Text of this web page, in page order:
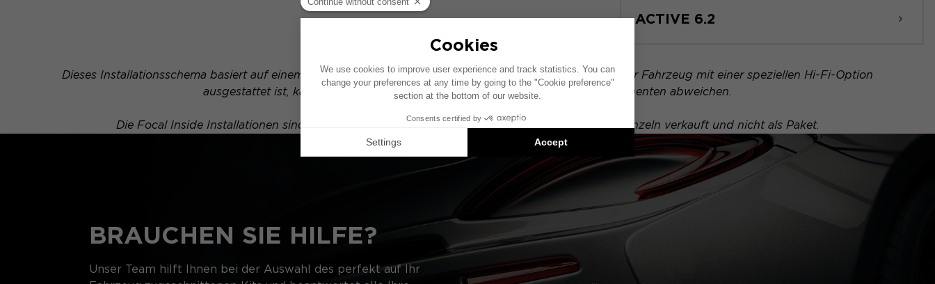
ACTIVE 6.2
Dieses Installationsschema basiert auf einem Fahrzeug mit werkseitig installiertem Audiosystem. Wenn Ihr Fahrzeug mit einer speziellen Hi-Fi-Option
ausgestattet ist, kann die Platzierung der in diesem Schema gezeigten Komponenten abweichen.
Die Focal Inside Installationen sind Vorschläge für kompatible Produkte: Jedes Element wird einzeln verkauft und nicht als Paket.
BRAUCHEN SIE HILFE?
Unser Team hilft Ihnen bei der Auswahl des perfekt auf Ihr